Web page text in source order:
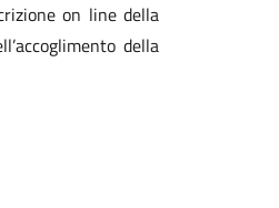
on line della
della